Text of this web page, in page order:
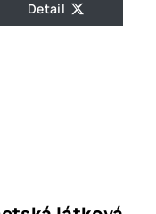
Detail